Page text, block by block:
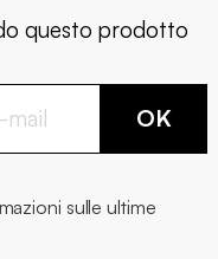
questo prodotto
OK
sulle ultime